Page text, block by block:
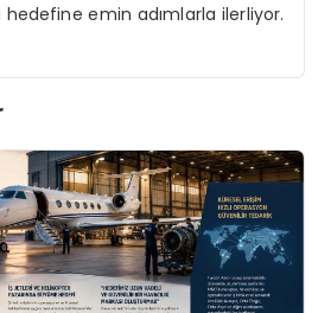
emin adımlarla ilerliyor.